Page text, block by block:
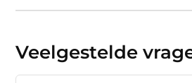
Veelgestelde